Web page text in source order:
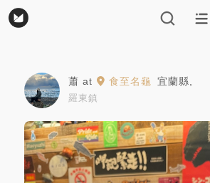
蕭 at 食至名龜 宜蘭縣
羅東鎮